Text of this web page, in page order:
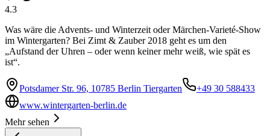
4.3
Was wäre die Advents- und Winterzeit oder Märchen-Varieté-Show
im Wintergarten? Bei Zimt & Zauber 2018 geht es um den
„Aufstand der Uhren – oder wenn keiner mehr weiß, wie spät es
ist“.
Potsdamer Str. 96, 10785 Berlin Tiergarten
+49 30 588433
www.wintergarten-berlin.de
Mehr sehen